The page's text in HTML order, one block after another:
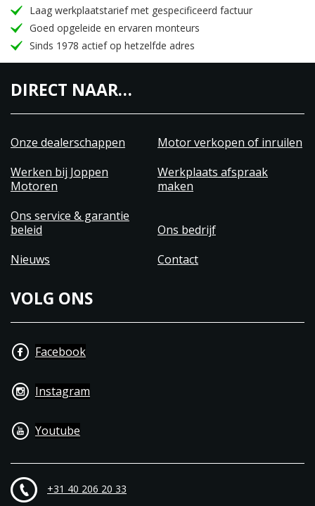
Laag werkplaatstarief met gespecificeerd factuur
Goed opgeleide en ervaren monteurs
Sinds 1978 actief op hetzelfde adres
DIRECT NAAR…
Onze dealerschappen
Motor verkopen of inruilen
Werken bij Joppen
Motoren
Werkplaats afspraak
maken
Ons service & garantie
beleid
Ons bedrijf
Nieuws
Contact
VOLG ONS
Facebook
Instagram
Youtube
+31 40 206 20 33